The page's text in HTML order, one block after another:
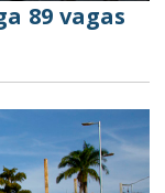
89 vagas